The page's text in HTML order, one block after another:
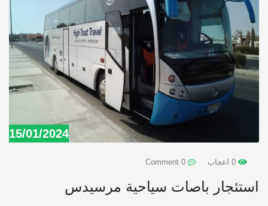
15/01/2024
استئجار باصات سياحية مرسيدس